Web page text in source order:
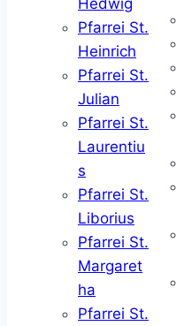
Hedwig
Pfarrei St.
Heinrich
Pfarrei St.
Julian
Pfarrei St.
Laurentiu
s
Pfarrei St.
Liborius
Pfarrei St.
Margaret
ha
Pfarrei St.